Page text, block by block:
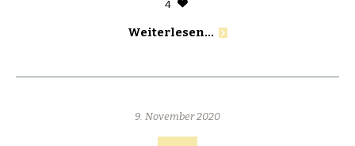
4
Weiterlesen...
9. November 2020